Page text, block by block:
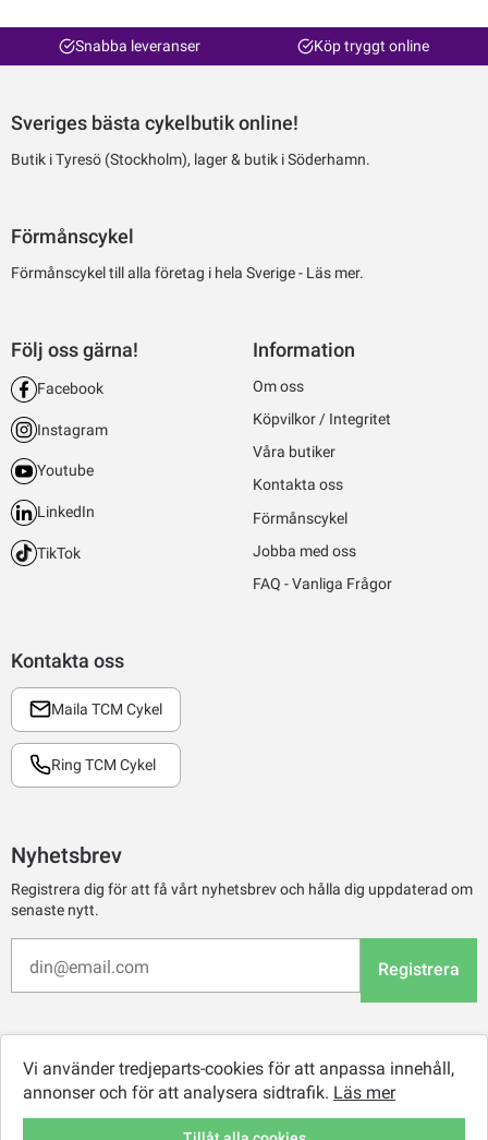
Snabba leveranser Köp tryggt online
Sveriges bästa cykelbutik online!
Butik i Tyresö (Stockholm), lager & butik i Söderhamn.
Förmånscykel
Förmånscykel till alla företag i hela Sverige - Läs mer.
Kontakta oss
Maila TCM Cykel
Ring TCM Cykel
Följ oss gärna!
Facebook
Instagram
Youtube
LinkedIn
TikTok
Information
Om oss
Köpvilkor / Integritet
Våra butiker
Kontakta oss
Förmånscykel
Jobba med oss
FAQ - Vanliga Frågor
Nyhetsbrev
Registrera dig för att få vårt nyhetsbrev och hålla dig uppdaterad om
senaste nytt.
Registrera
Vi använder tredjeparts-cookies för att anpassa innehåll,
annonser och för att analysera sidtrafik. Läs mer